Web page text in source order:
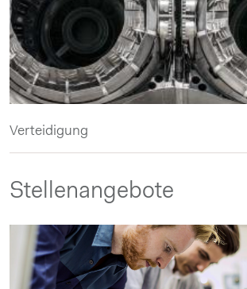
Verteidigung
Stellenangebote